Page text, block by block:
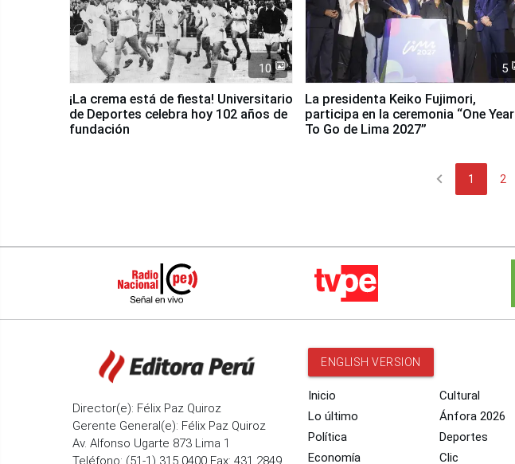
10
¡La crema está de fiesta! Universitario
de Deportes celebra hoy 102 años de
fundación
5
La presidenta Keiko Fujimori,
participa en la ceremonia “One Year
To Go de Lima 2027”
chevron_left 1 2
Director(e): Félix Paz Quiroz
Gerente General(e): Félix Paz Quiroz
Av. Alfonso Ugarte 873 Lima 1
Teléfono: (51-1) 315 0400 Fax: 431 2849
ENGLISH VERSION
Inicio
Lo último
Política
Economía
Cultural
Ánfora 2026
Deportes
Clic